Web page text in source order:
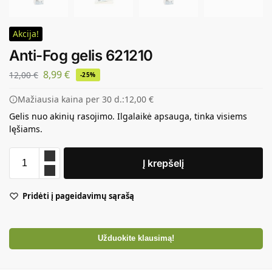
Akcija!
Anti-Fog gelis 621210
12,00€ 8,99€ -25%
Mažiausia kaina per 30 d.:12,00 €
Gelis nuo akinių rasojimo. Ilgalaikė apsauga, tinka visiems
lęšiams.
Į krepšelį
Pridėti į pageidavimų sąrašą
Užduokite klausimą!